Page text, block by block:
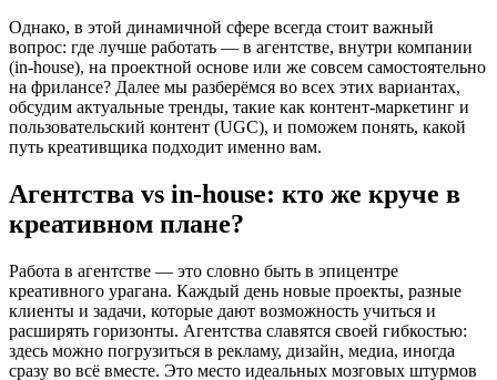
Однако, в этой динамичной сфере всегда стоит важный
вопрос: где лучше работать — в агентстве, внутри компании
(in-house), на проектной основе или же совсем самостоятельно
на фрилансе? Далее мы разберёмся во всех этих вариантах,
обсудим актуальные тренды, такие как контент-маркетинг и
пользовательский контент (UGC), и поможем понять, какой
путь креативщика подходит именно вам.
Агентства vs in-house: кто же круче в
креативном плане?
Работа в агентстве — это словно быть в эпицентре
креативного урагана. Каждый день новые проекты, разные
клиенты и задачи, которые дают возможность учиться и
расширять горизонты. Агентства славятся своей гибкостью:
здесь можно погрузиться в рекламу, дизайн, медиа, иногда
сразу во всё вместе. Это место идеальных мозговых штурмов